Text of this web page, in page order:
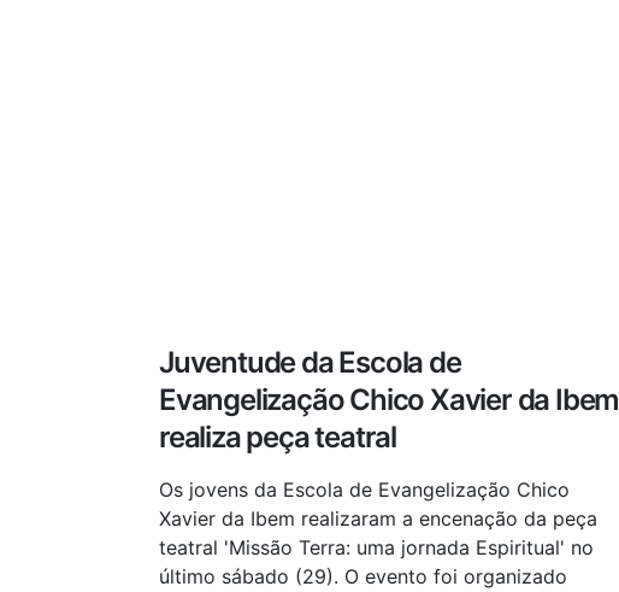
Juventude da Escola de
Evangelização Chico Xavier da Ibem
realiza peça teatral
Os jovens da Escola de Evangelização Chico
Xavier da Ibem realizaram a encenação da peça
teatral 'Missão Terra: uma jornada Espiritual' no
último sábado (29). O evento foi organizado